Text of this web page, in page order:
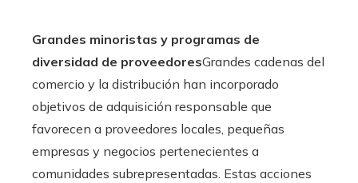
Grandes minoristas y programas de
diversidad de proveedoresGrandes cadenas del
comercio y la distribución han incorporado
objetivos de adquisición responsable que
favorecen a proveedores locales, pequeñas
empresas y negocios pertenecientes a
comunidades subrepresentadas. Estas acciones